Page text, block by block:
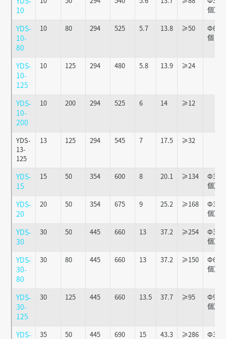
10
個)
YDS-
10-
80
10 80 294 525 5.7 13.8 ≥50
個
YDS-
10-
125
10 125 294 480 5.8 13.9 ≥24
YDS-
10-
200
10 200 294 525 6 14 ≥12
YDS-
13-
125
13 125 294 545 7 17.5 ≥32
YDS-
15
15 50 354 600 8 20.1 ≥134
個)
YDS-
20
20 50 354 675 9 25.2 ≥168
個)
YDS-
30
30 50 445 660 13 37.2 ≥254
個)
YDS-
30-
80
30 80 445 660 13 37.2 ≥150
個)
YDS-
30-
125
30 125 445 660 13.5 37.7 ≥95
個)
YDS-
35 50 445 690 15 43.3 ≥286